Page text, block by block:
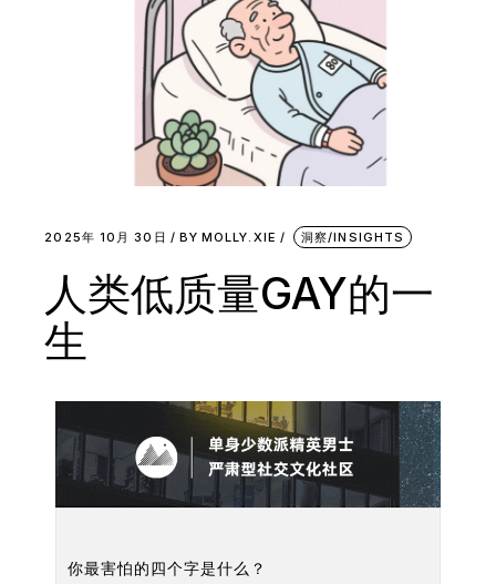
2025年 10月 30日 BY MOLLY.XIE 洞察/INSIGHTS
人类低质量GAY的一
生
你最害怕的四个字是什么？